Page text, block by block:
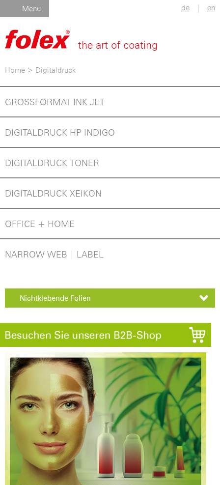
Menu de | en
Home > Digitaldruck
GROSSFORMAT INK JET
DIGITALDRUCK HP INDIGO
DIGITALDRUCK TONER
DIGITALDRUCK XEIKON
OFFICE + HOME
NARROW WEB | LABEL
Nichtklebende Folien